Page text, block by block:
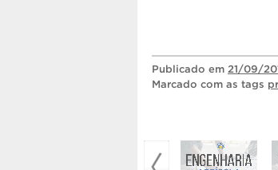
Publicado em 21/09/
Marcado com as tags